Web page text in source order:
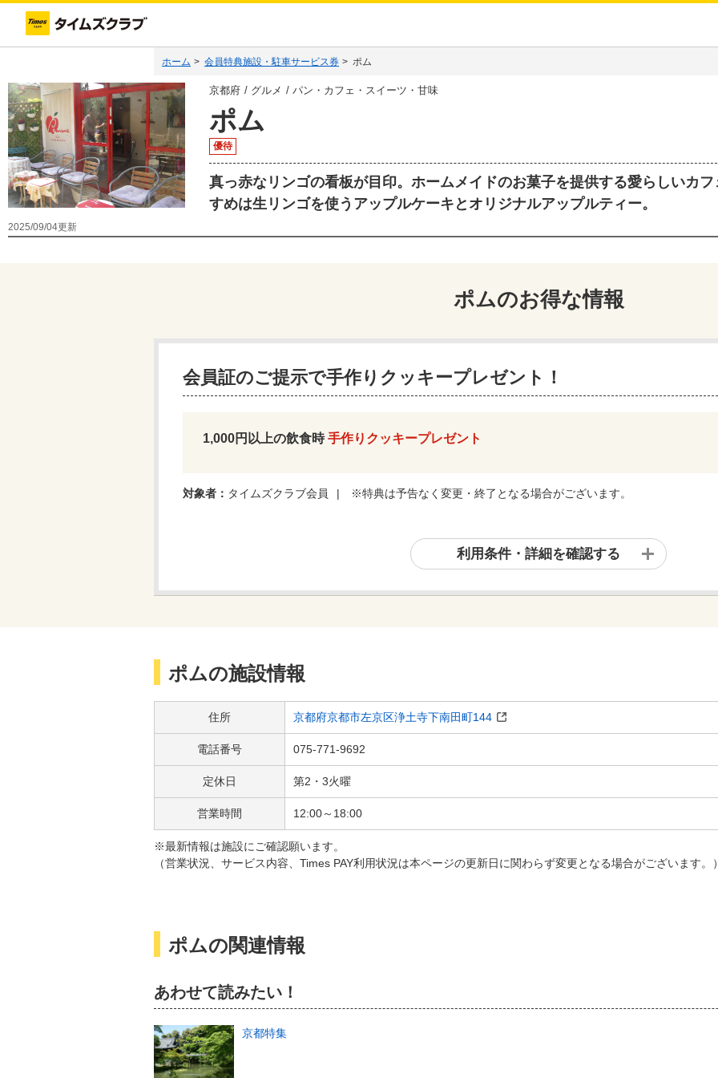
ホーム > 会員特典施設・駐車サービス券 > ポム
京都府 グルメ パン・カフェ・スイーツ・甘味
ポム
優待
真っ赤なリンゴの看板が目印。ホームメイドのお菓子を提供する愛らしいカフ
すめは生リンゴを使うアップルケーキとオリジナルアップルティー。
2025/09/04更新
ポムのお得な情報
会員証のご提示で手作りクッキープレゼント！
1,000円以上の飲食時手作りクッキープレゼント
対象者： タイムズクラブ会員 ※特典は予告なく変更・終了となる場合がございます。
利用条件・詳細を確認する
ポムの施設情報
住所 京都府京都市左京区浄土寺下南田町144
電話番号 075-771-9692
定休日 第2・3火曜
営業時間 12:00～18:00
※最新情報は施設にご確認願います。
（営業状況、サービス内容、Times PAY利用状況は本ページの​更新日に関わらず変更となる場合がございます。
ポムの関連情報
あわせて読みたい！
京都特集